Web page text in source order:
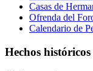
Casas de
Ofrenda del
Calendario de
Hechos históricos